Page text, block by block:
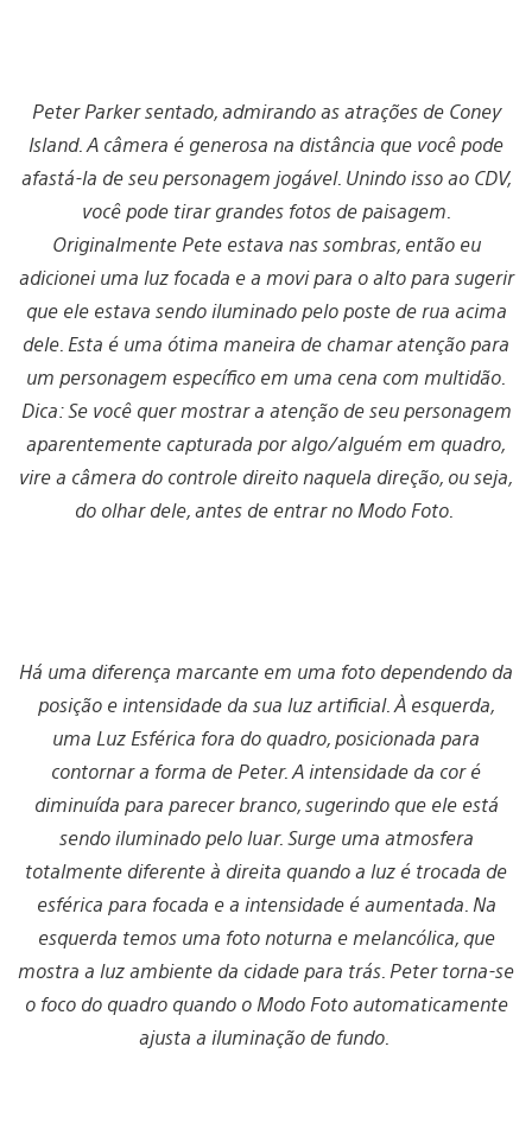
Peter Parker sentado, admirando as atrações de Coney
Island. A câmera é generosa na distância que você pode
afastá-la de seu personagem jogável. Unindo isso ao CDV,
você pode tirar grandes fotos de paisagem.
Originalmente Pete estava nas sombras, então eu
adicionei uma luz focada e a movi para o alto para sugerir
que ele estava sendo iluminado pelo poste de rua acima
dele. Esta é uma ótima maneira de chamar atenção para
um personagem específico em uma cena com multidão.
Dica: Se você quer mostrar a atenção de seu personagem
aparentemente capturada por algo/alguém em quadro,
vire a câmera do controle direito naquela direção, ou seja,
do olhar dele, antes de entrar no Modo Foto.
Há uma diferença marcante em uma foto dependendo da
posição e intensidade da sua luz artificial. À esquerda,
uma Luz Esférica fora do quadro, posicionada para
contornar a forma de Peter. A intensidade da cor é
diminuída para parecer branco, sugerindo que ele está
sendo iluminado pelo luar. Surge uma atmosfera
totalmente diferente à direita quando a luz é trocada de
esférica para focada e a intensidade é aumentada. Na
esquerda temos uma foto noturna e melancólica, que
mostra a luz ambiente da cidade para trás. Peter torna-se
o foco do quadro quando o Modo Foto automaticamente
ajusta a iluminação de fundo.